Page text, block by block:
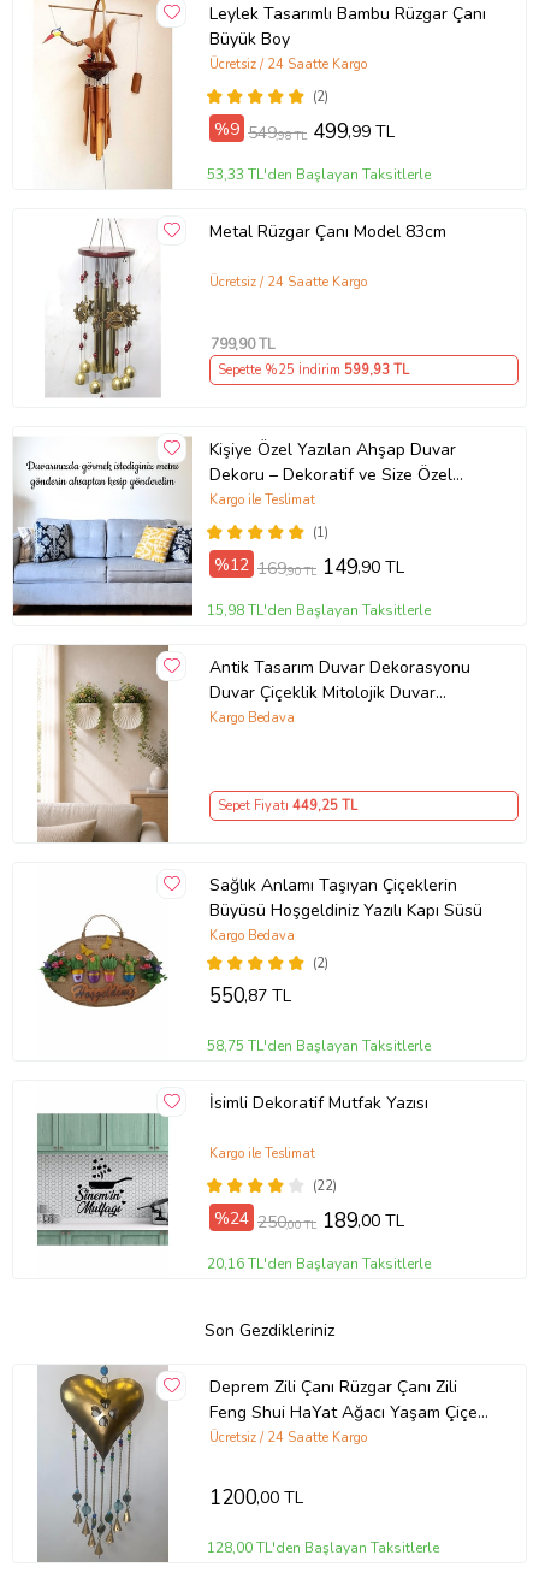
Leylek Tasarımlı Bambu Rüzgar Çanı
Büyük Boy
(2)
Ücretsiz / 24 Saatte Kargo
%9 549,98 TL 499,99 TL
53,33 TL'den Başlayan Taksitlerle
Metal Rüzgar Çanı Model 83cm
Ücretsiz / 24 Saatte Kargo
799,90 TL
Sepette %25 İndirim 599,93 TL
Kişiye Özel Yazılan Ahşap Duvar
Dekoru – Dekoratif ve Size Özel
Yazılarla Evinizi Kişiselleştirin
(1)
Kargo ile Teslimat
%12 169,90 TL 149,90 TL
15,98 TL'den Başlayan Taksitlerle
Antik Tasarım Duvar Dekorasyonu
Duvar Çiçeklik Mitolojik Duvar
Dekoru
Kargo Bedava
Sepet Fiyatı 449,25 TL
Sağlık Anlamı Taşıyan Çiçeklerin
Büyüsü Hoşgeldiniz Yazılı Kapı Süsü
(2)
Kargo Bedava
550,87 TL
58,75 TL'den Başlayan Taksitlerle
İsimli Dekoratif Mutfak Yazısı
(22)
Kargo ile Teslimat
%24 250,00 TL 189,00 TL
20,16 TL'den Başlayan Taksitlerle
Son Gezdikleriniz
Deprem Zili Çanı Rüzgar Çanı Zili
Feng Shui HaYat Ağacı Yaşam Çiçeği
Kalp Sembolü Komple Metal Çanlı
Ücretsiz / 24 Saatte Kargo
1200,00 TL
128,00 TL'den Başlayan Taksitlerle